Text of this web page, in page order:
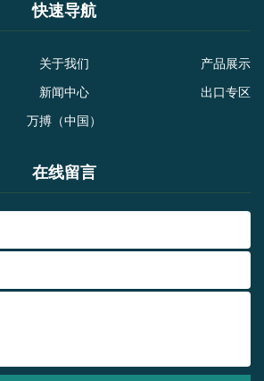
快速导航
关于我们
产品展示
新闻中心
出口专区
万搏（中国）
在线留言